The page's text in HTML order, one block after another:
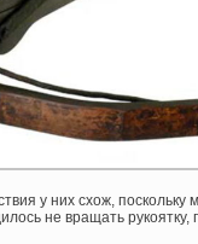
у них схож, поскольку
не вращать